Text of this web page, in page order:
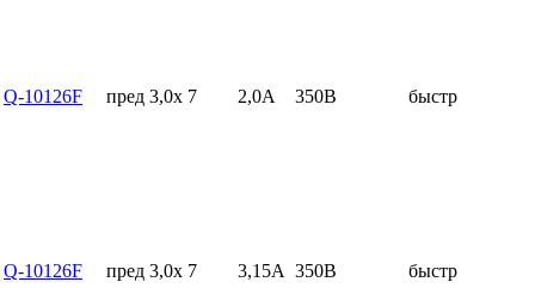
Q-10126F пред 3,0x 7 2,0А 350В быстр
Q-10126F пред 3,0x 7 3,15А 350В быстр